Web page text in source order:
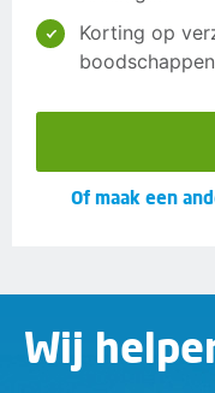
Korting op
Of maak een
Wij